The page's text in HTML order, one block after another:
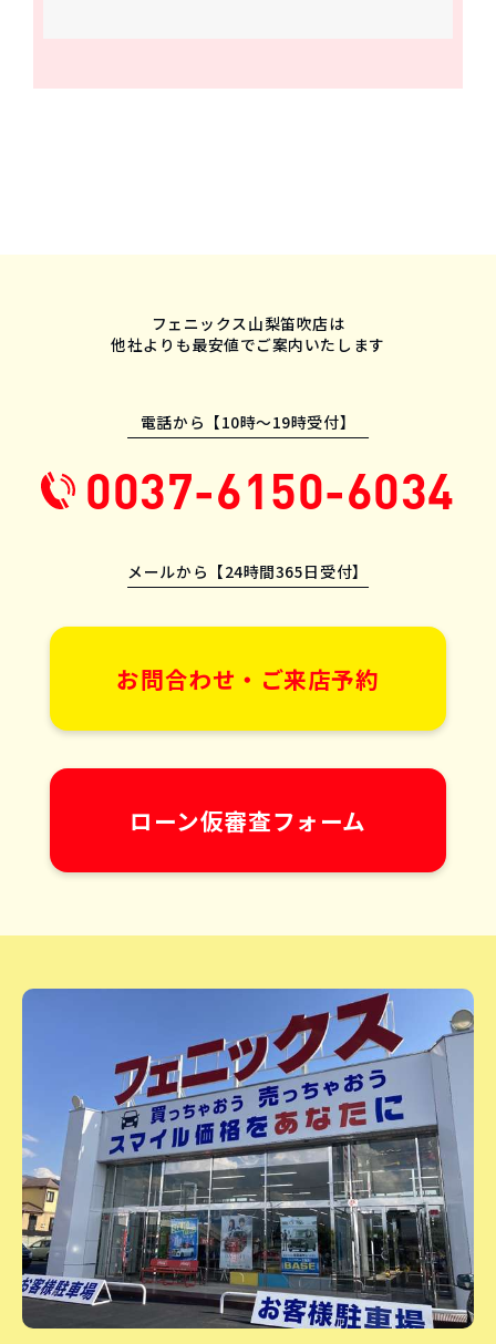
フェニックス山梨笛吹店は
他社よりも最安値でご案内いたします
電話から【10時〜19時受付】
0037-6150-6034
メールから【24時間365日受付】
お問合わせ・ご来店予約
ローン仮審査フォーム